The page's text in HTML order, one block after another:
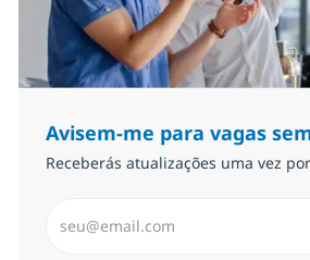
Avisem-me para vagas
Receberás atualizações uma vez